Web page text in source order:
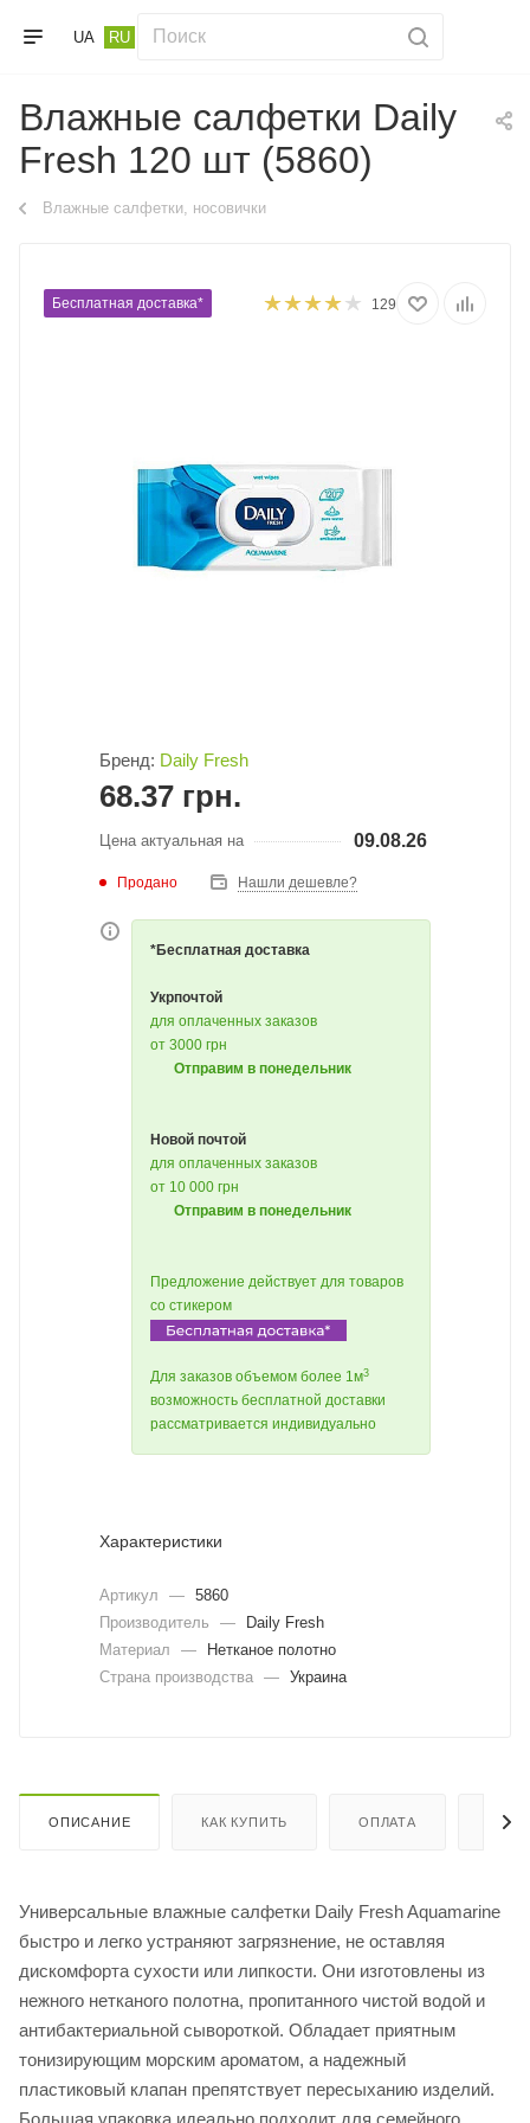
UA RU
Влажные салфетки Daily
Fresh 120 шт (5860)
Влажные салфетки, носовички
Бесплатная доставка* 129
Бренд: Daily Fresh
68.37 грн.
Цена актуальная на 09.08.26
Продано Нашли дешевле?
*Бесплатная доставка
Укрпочтой
для оплаченных заказов
от 3000 грн
Отправим в понедельник
Новой почтой
для оплаченных заказов
от 10 000 грн
Отправим в понедельник
Предложение действует для товаров
со стикером
Для заказов объемом более 1м3
возможность бесплатной доставки
рассматривается индивидуально
Характеристики
Артикул — 5860
Производитель
—
Daily Fresh
Материал
—
Нетканое полотно
Страна производства — Украина
ОПИСАНИЕ КАК КУПИТЬ ОПЛАТА
Универсальные влажные салфетки Daily Fresh Aquamarine
быстро и легко устраняют загрязнение, не оставляя
дискомфорта сухости или липкости. Они изготовлены из
нежного нетканого полотна, пропитанного чистой водой и
антибактериальной сывороткой. Обладает приятным
тонизирующим морским ароматом, а надежный
пластиковый клапан препятствует пересыханию изделий.